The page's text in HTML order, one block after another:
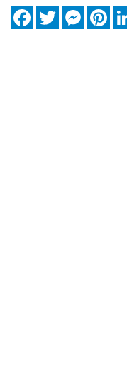
FacebookTwitterMessenger